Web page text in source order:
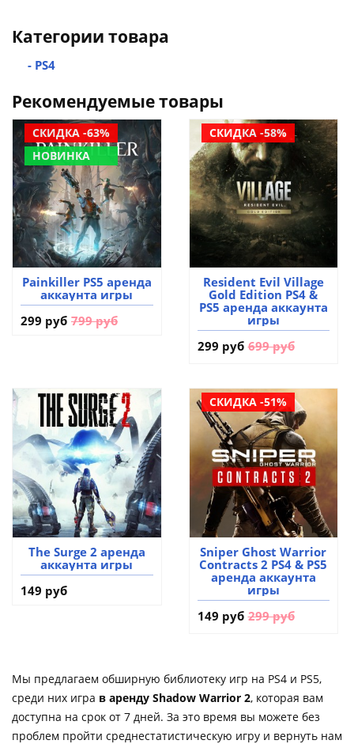
Категории товара
- PS4
Рекомендуемые товары
СКИДКА -63%
НОВИНКА
Painkiller PS5 аренда
аккаунта игры
299 руб 799 руб
СКИДКА -58%
Resident Evil Village
Gold Edition PS4 &
PS5 аренда аккаунта
игры
299 руб 699 руб
The Surge 2 аренда
аккаунта игры
149 руб
СКИДКА -51%
Sniper Ghost Warrior
Contracts 2 PS4 & PS5
аренда аккаунта
игры
149 руб 299 руб
Мы предлагаем обширную библиотеку игр на PS4 и PS5,
среди них игра в аренду Shadow Warrior 2, которая вам
доступна на срок от 7 дней. За это время вы можете без
проблем пройти среднестатистическую игру и вернуть нам